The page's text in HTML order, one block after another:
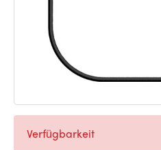
Verfügbarkeit